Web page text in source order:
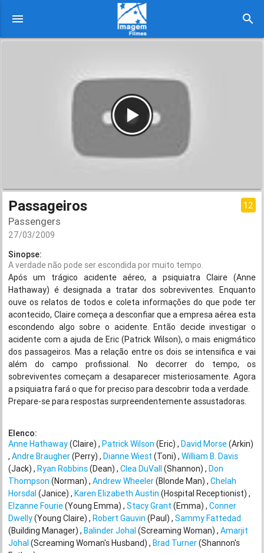
menu search
Passageiros 12
Passengers
27/03/2009
Sinopse:
A verdade não pode ser escondida por muito tempo.
Após um trágico acidente aéreo, a psiquiatra Claire (Anne
Hathaway) é designada a tratar dos sobreviventes. Enquanto
ouve os relatos de todos e coleta informações do que pode ter
acontecido, Claire começa a desconfiar que a empresa aérea esta
escondendo algo sobre o acidente. Então decide investigar o
acidente com a ajuda de Eric (Patrick Wilson), o mais enigmático
dos passageiros. Mas a relação entre os dois se intensifica e vai
além do campo profissional. No decorrer do tempo, os
sobreviventes começam a desaparecer misteriosamente. Agora
a psiquiatra fará o que for preciso para descobrir toda a verdade.
Prepare-se para respostas surpreendentemente assustadoras.
Elenco:
Anne Hathaway(Claire) Patrick Wilson (Eric) David Morse(Arkin)
Andre Braugher(Perry) Dianne Wiest (Toni) William B. Davis
(Jack) Ryan Robbins(Dean) Clea DuVall (Shannon) Don
Thompson (Norman) Andrew Wheeler(Blonde Man) Chelah
Horsdal (Janice) Karen Elizabeth Austin (Hospital Receptionist)
Elzanne Fourie(Young Emma) Stacy Grant (Emma) Conner
Dwelly(Young Claire) Robert Gauvin (Paul) Sammy Fattedad
(Building Manager) Balinder Johal (Screaming Woman) Amarjit
Johal (Screaming Woman's Husband) Brad Turner(Shannon's